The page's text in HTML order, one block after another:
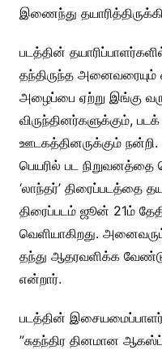
இணைந்து
படத்தின்
தந்திருந்த அனைவரையும்
அழைப்பை ஏற்று இங்கு
விருந்தினர்களுக்கும், படக்
ஊடகத்தினருக்கும் நன்றி.
பெயரில் பட நிறுவனத்தை
‘லாந்தர்’ திரைப்படத்தை
திரைப்படம் ஜூன் 21ம்
வெளியாகிறது.
தந்து ஆதரவளிக்க
என்றார்.
படத்தின் இசையமைப்பாளர்
”சுதந்திர தினமான